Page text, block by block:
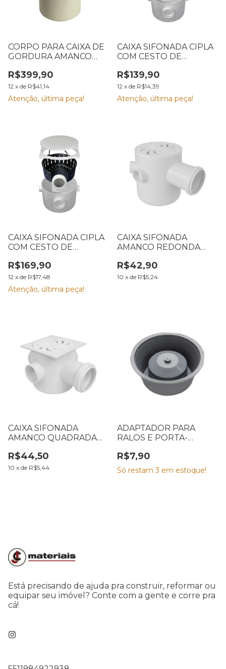
CORPO PARA CAIXA DE
GORDURA AMANCO
R$399,90
12 x de R$41,14
Atenção, última peça!
CAIXA SIFONADA CIPLA
COM CESTO DE
SAÍDA 75 MM 3193
R$139,90
12 x de R$14,39
Atenção, última peça!
CAIXA SIFONADA CIPLA
COM CESTO DE
SAÍDA 50 MM 3192
R$169,90
12 x de R$17,48
Atenção, última peça!
CAIXA SIFONADA
AMANCO REDONDA
100 X 50 MM
R$42,90
10 x de R$5,24
CAIXA SIFONADA
AMANCO QUADRADA
100 X 50 MM
R$44,50
10 x de R$5,44
ADAPTADOR PARA
RALOS E PORTA-
R$7,90
Só restam3 em estoque!
Está precisando de ajuda pra construir, reformar ou
equipar seu imóvel? Conte com a gente e corre pra
cá!